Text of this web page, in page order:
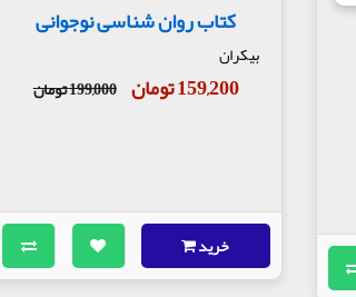
کتاب روان شناسی نوجوانی
بیکران
159,200 تومان 199,000 تومان
خرید